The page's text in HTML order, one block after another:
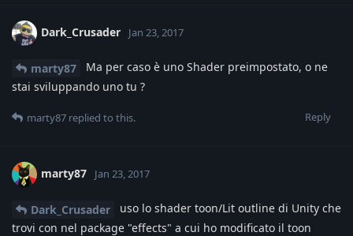
Dark_Crusader Jan 23, 2017
marty87
Ma per caso è uno Shader preimpostato, o ne
stai sviluppando uno tu ?
Reply
marty87 replied to this.
marty87 Jan 23, 2017
Dark_Crusader
uso lo shader toon/Lit outline di Unity che
trovi con nel package "effects" a cui ho modificato il toon